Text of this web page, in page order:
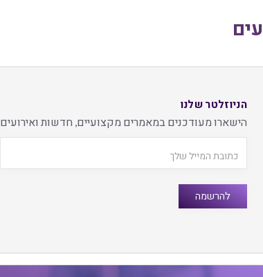
הניוזלטר שלנו
הישארו מעודכנים במאמרים מקצועיים, חדשות ואירועים